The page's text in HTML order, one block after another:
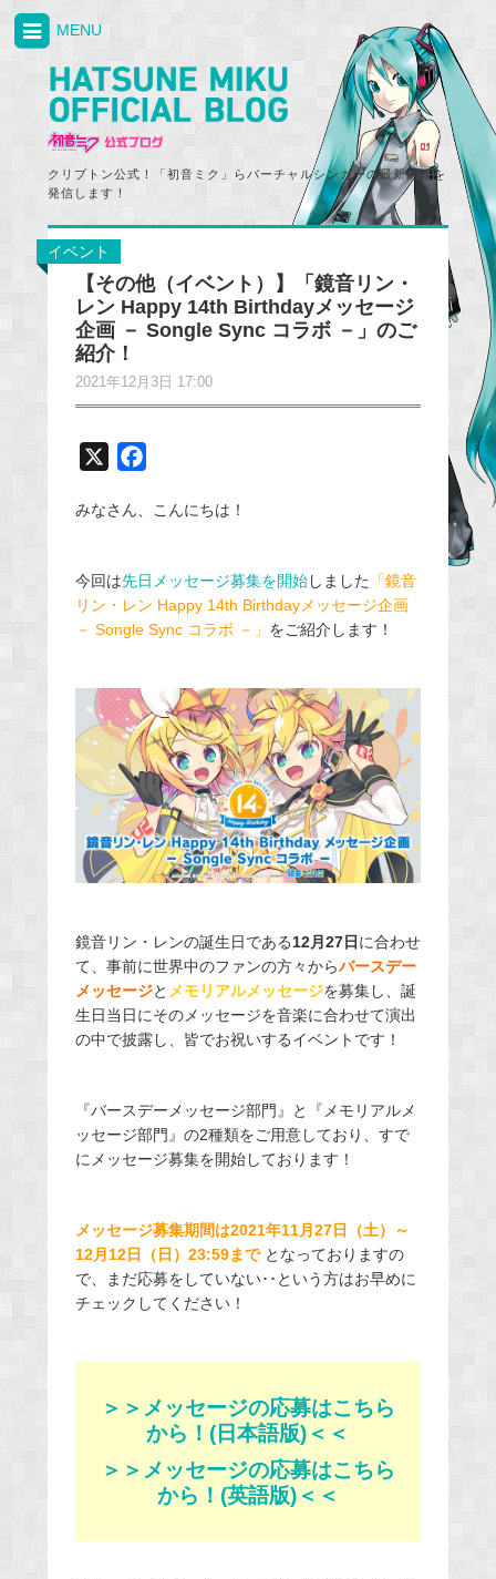
クリプトン公式！「初音ミク」らバーチャルシンガーの最新情報を
発信します！
MENU
イベント
【その他（イベント）】「鏡音リン・
レン Happy 14th Birthdayメッセージ
企画 － Songle Sync コラボ －」のご
紹介！
2021年12月3日 17:00
c
b
o
o
みなさん、こんにちは！
今回は先日メッセージ募集を開始しました 「鏡音
リン・レン Happy 14th Birthdayメッセージ企画
－ Songle Sync コラボ －」 をご紹介します！
鏡音リン・レンの誕生日である12月27日 に合わせ
て、事前に世界中のファンの方々からバースデー
メッセージと メモリアルメッセージを募集し、誕
生日当日にそのメッセージを音楽に合わせて演出
の中で披露し、皆でお祝いするイベントです！
『バースデーメッセージ部門』と『メモリアルメ
ッセージ部門』の2種類をご用意しており、すで
にメッセージ募集を開始しております！
メッセージ募集期間は2021年11月27日（土）～
12月12日（日）23:59までとなっておりますの
で、まだ応募をしていない･･という方はお早めに
チェックしてください！
＞＞メッセージの応募はこちら
から！(日本語版)＜＜
＞＞メッセージの応募はこちら
から！(英語版)＜＜